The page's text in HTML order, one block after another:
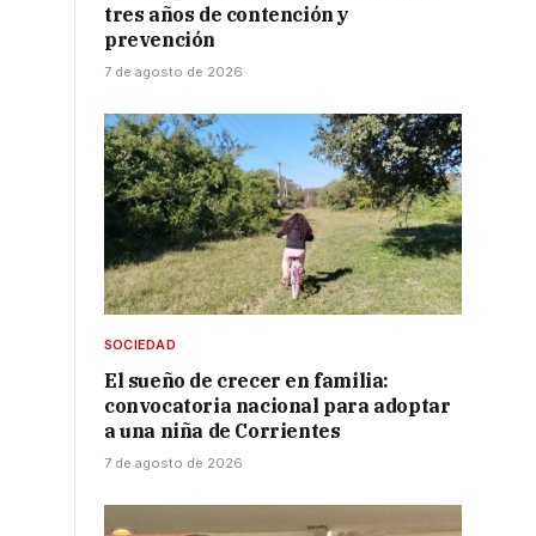
tres años de contención y
prevención
7 de agosto de 2026
SOCIEDAD
El sueño de crecer en familia:
convocatoria nacional para adoptar
a una niña de Corrientes
7 de agosto de 2026